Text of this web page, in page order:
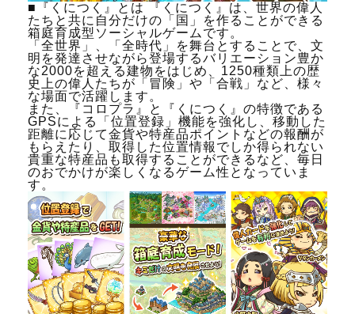
■『くにつく』とは 『くにつく』は、世界の偉人
たちと共に自分だけの「国」を作ることができる
箱庭育成型ソーシャルゲームです。
「全世界」、「全時代」を舞台とすることで、文
明を発達させながら登場するバリエーション豊か
な2000を超える建物をはじめ、1250種類上の歴
史上の偉人たちが「冒険」や「合戦」など、様々
な場面で活躍します。
また、『コロプラ』と『くにつく』の特徴である
GPSによる「位置登録」機能を強化し、移動した
距離に応じて金貨や特産品ポイントなどの報酬が
もらえたり、取得した位置情報でしか得られない
貴重な特産品も取得することができるなど、毎日
のおでかけが楽しくなるゲーム性となっていま
す。